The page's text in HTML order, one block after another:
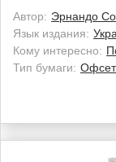
Автор: Эрнандо
Язык издания:
Кому интересно:
Тип бумаги: